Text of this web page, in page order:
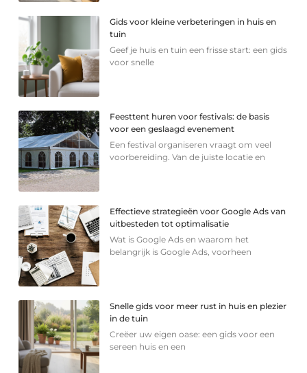
Gids voor kleine verbeteringen in huis en
tuin
Geef je huis en tuin een frisse start: een gids
voor snelle
Feesttent huren voor festivals: de basis
voor een geslaagd evenement
Een festival organiseren vraagt om veel
voorbereiding. Van de juiste locatie en
Effectieve strategieën voor Google Ads van
uitbesteden tot optimalisatie
Wat is Google Ads en waarom het
belangrijk is Google Ads, voorheen
Snelle gids voor meer rust in huis en plezier
in de tuin
Creëer uw eigen oase: een gids voor een
sereen huis en een